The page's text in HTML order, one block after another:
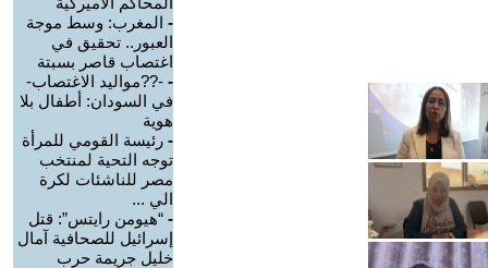
- المغرب: وسط موجة
العبور.. تحقيق في
اغتصاب قاصر بسبتة
- -??مواليد الاغتصاب-
في السودان: أطفال بلا
هوية
- رئيسة القومي للمرأة
توجه التحية لمنتخب
مصر للناشئات لكرة
الي ...
- “هيومن رايتس”: قتل
إسرائيل للصحافية آمال
خليل جريمة حرب